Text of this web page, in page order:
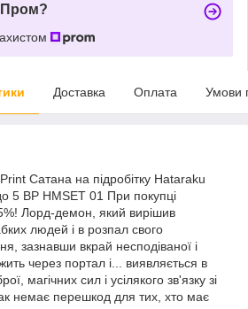
Пром?
Доставка Оплата Умови
Сатана на підробітку Hataraku
5 BP HMSET 01 При покупці
Лорд-демон, який вирішив
людей і в розпал свого
зазнавши вкрай несподіваної і
через портал і... виявляється в
магічних сил і усілякого зв'язку зі
немає перешкод для тих, хто має